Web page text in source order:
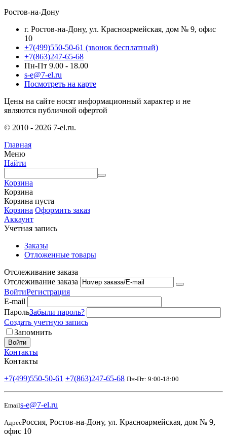
Ростов-на-Дону
г. Ростов-на-Дону, ул. Красноармейская, дом № 9, офис
10
+7(499)550-50-61 (звонок бесплатный)
+7(863)247-65-68
Пн-Пт 9.00 - 18.00
s-e@7-el.ru
Посмотреть на карте
Цены на сайте носят информационный характер и не
являются публичной офертой
© 2010 - 2026 7-el.ru.
Главная
Меню
Найти
Корзина
Корзина
Корзина пуста
Корзина Оформить заказ
Аккаунт
Учетная запись
Заказы
Отложенные товары
Отслеживание заказа
Отслеживание заказа
ВойтиРегистрация
E-mail
ПарольЗабыли пароль?
Создать учетную запись
Запомнить
Войти
Контакты
Контакты
+7(499)550-50-61 +7(863)247-65-68 Пн-Пт: 9:00-18:00
Emails-e@7-el.ru
АдресРоссия, Ростов-на-Дону, ул. Красноармейская, дом № 9,
офис 10